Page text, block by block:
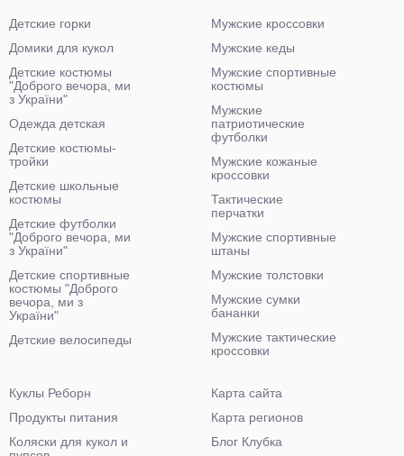
Детские горки
Домики для кукол
Детские костюмы
"Доброго вечора, ми
з України"
Одежда детская
Детские костюмы-
тройки
Детские школьные
костюмы
Детские футболки
"Доброго вечора, ми
з України"
Детские спортивные
костюмы "Доброго
вечора, ми з
України"
Детские велосипеды
Мужские кроссовки
Мужские кеды
Мужские спортивные
костюмы
Мужские
патриотические
футболки
Мужские кожаные
кроссовки
Тактические
перчатки
Мужские спортивные
штаны
Мужские толстовки
Мужские сумки
бананки
Мужские тактические
кроссовки
Куклы Реборн
Продукты питания
Коляски для кукол и
Карта сайта
Карта регионов
Блог Клубка